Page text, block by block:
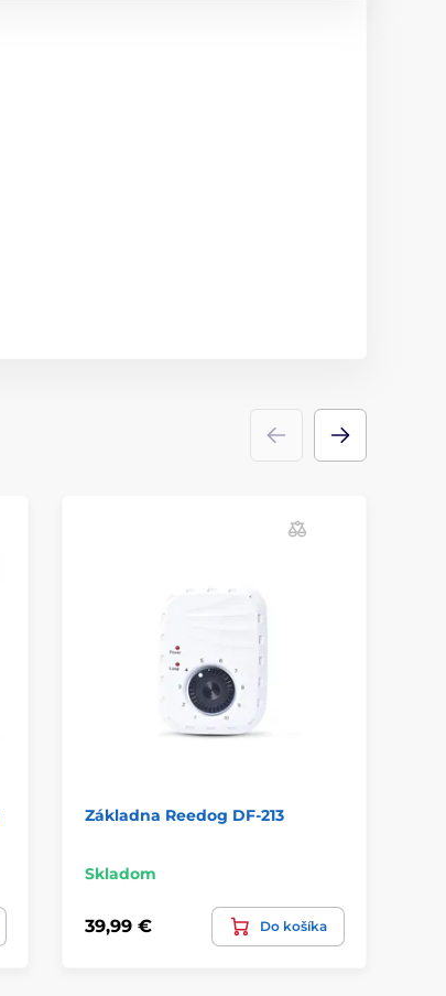
Základna Reedog DF-213
Skladom
39,99 € Do košíka